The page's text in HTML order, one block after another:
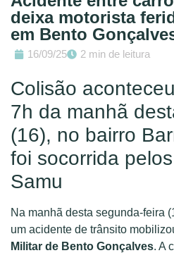
deixa motorista
em Bento
16/09/25 2 min de leitura
Colisão
7h da manhã
(16), no bairro
foi socorrida
Samu
Na manhã desta segunda-feira
um acidente de trânsito
Militar de Bento Gonçalves. A